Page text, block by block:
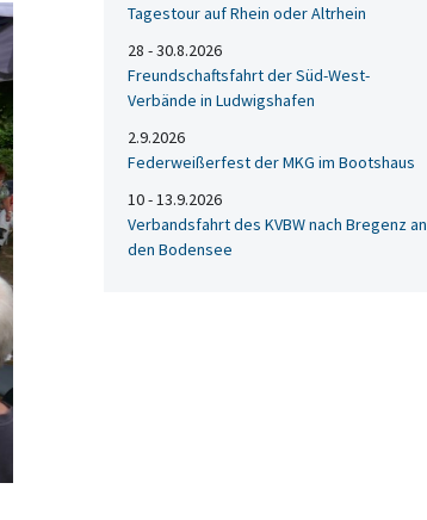
Tagestour auf Rhein oder Altrhein
28 - 30.8.2026
Freundschaftsfahrt der Süd-West-
Verbände in Ludwigshafen
2.9.2026
Federweißerfest der MKG im Bootshaus
10 - 13.9.2026
Verbandsfahrt des KVBW nach Bregenz an
den Bodensee